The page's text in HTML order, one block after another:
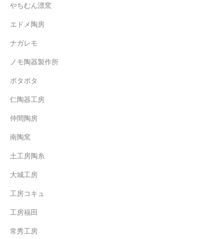
やちむん漂窯
エドメ陶房
ナガレモ
ノモ陶器製作所
ボタポタ
仁陶器工房
仲間陶房
南陶窯
土工房陶糸
大城工房
工房コキュ
工房福田
常秀工房